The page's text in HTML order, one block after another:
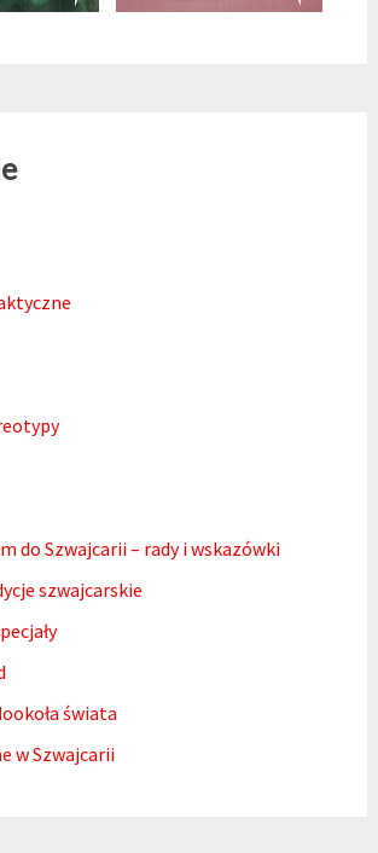
do Szwajcarii – rady i wskazówki
szwajcarskie
świata
w Szwajcarii